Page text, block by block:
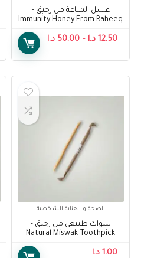
عسل المناعة من رحيق –
Immunity Honey From Raheeq
12.50 د.ا –
50.00 د.ا
الصحة و العناية الشخصية
سواك طبيعي من رحيق –
Natural Miswak-Toothpick
1.00 د.ا